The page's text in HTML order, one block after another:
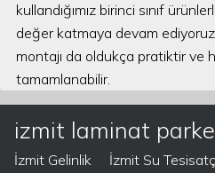
kullandığımız birinci sınıf
değer katmaya devam
montajı da oldukça pratiktir ve
tamamlanabilir.
izmit laminat parke
İzmit Gelinlik İzmit Su